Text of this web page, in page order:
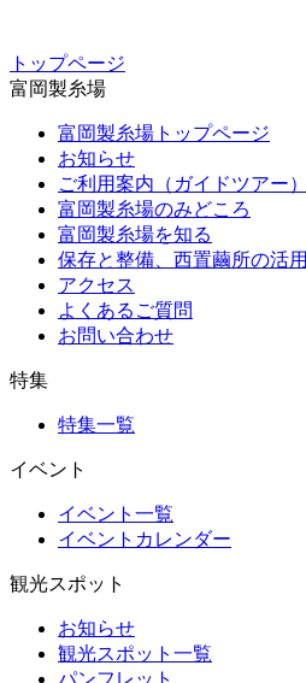
トップページ
富岡製糸場
富岡製糸場トップページ
お知らせ
ご利用案内（ガイドツアー）
富岡製糸場のみどころ
富岡製糸場を知る
保存と整備、西置繭所の活用
アクセス
よくあるご質問
お問い合わせ
特集
特集一覧
イベント
イベント一覧
イベントカレンダー
観光スポット
お知らせ
観光スポット一覧
パンフレット